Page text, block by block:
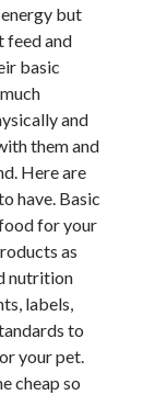
but
feed and
basic
and
them and
Here are
have. Basic
for your
as
nutrition
labels,
to
your pet.
cheap so